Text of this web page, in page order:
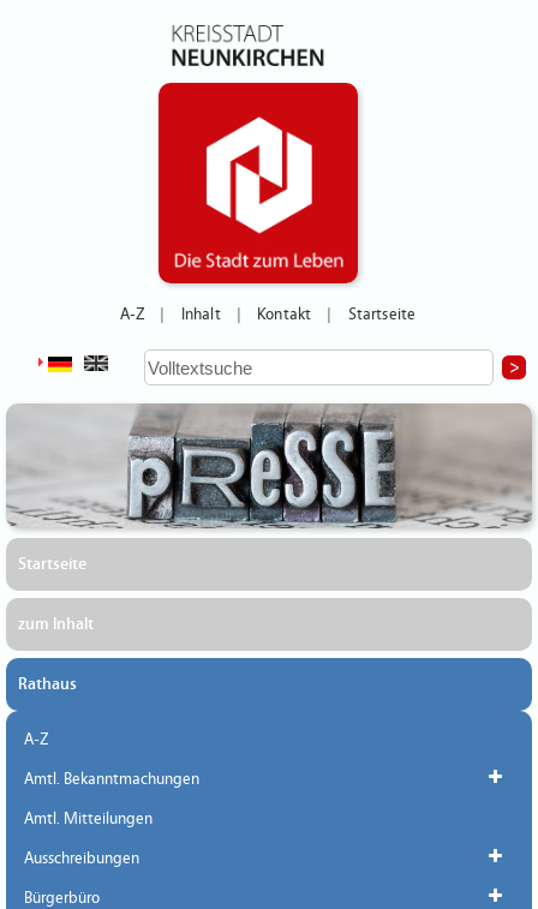
A-Z Inhalt Kontakt Startseite
Startseite
zum Inhalt
Rathaus
A-Z
Amtl. Bekanntmachungen
Amtl. Mitteilungen
Ausschreibungen
Bürgerbüro